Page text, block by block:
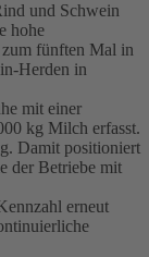
und Schwein
hohe
fünften Mal in
Herden in
mit einer
kg Milch erfasst.
Damit positioniert
der Betriebe mit
erneut